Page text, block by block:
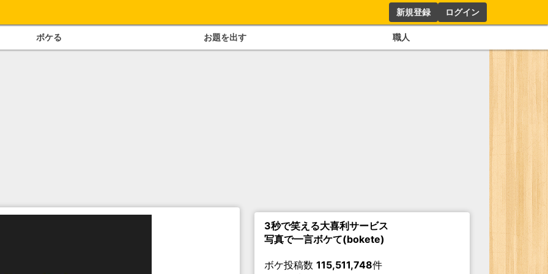
新規登録 ログイン
ボケる お題を出す 職人
3秒で笑える大喜利サービス
写真で一言ボケて(bokete)
ボケ投稿数 115,511,748件